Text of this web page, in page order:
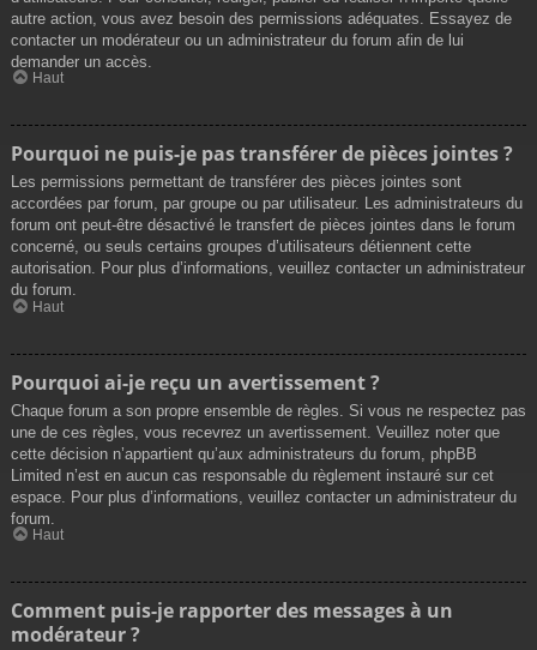
autre action, vous avez besoin des permissions adéquates. Essayez de
contacter un modérateur ou un administrateur du forum afin de lui
demander un accès.
Haut
Pourquoi ne puis-je pas transférer de pièces jointes ?
Les permissions permettant de transférer des pièces jointes sont
accordées par forum, par groupe ou par utilisateur. Les administrateurs du
forum ont peut-être désactivé le transfert de pièces jointes dans le forum
concerné, ou seuls certains groupes d’utilisateurs détiennent cette
autorisation. Pour plus d’informations, veuillez contacter un administrateur
du forum.
Haut
Pourquoi ai-je reçu un avertissement ?
Chaque forum a son propre ensemble de règles. Si vous ne respectez pas
une de ces règles, vous recevrez un avertissement. Veuillez noter que
cette décision n’appartient qu’aux administrateurs du forum, phpBB
Limited n’est en aucun cas responsable du règlement instauré sur cet
espace. Pour plus d’informations, veuillez contacter un administrateur du
forum.
Haut
Comment puis-je rapporter des messages à un
modérateur ?